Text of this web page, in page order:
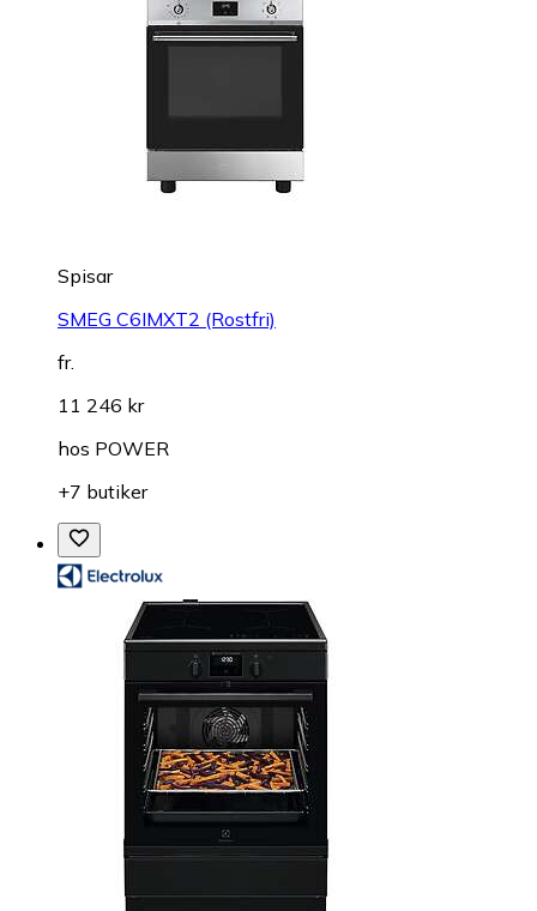
Spisar
SMEG C6IMXT2 (Rostfri)
fr.
11 246 kr
hos POWER
+7 butiker